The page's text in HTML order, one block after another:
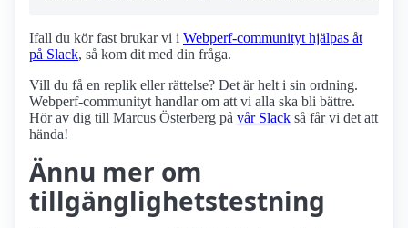
Ifall du kör fast brukar vi i Webperf-communityt hjälpas åt
på Slack, så kom dit med din fråga.
Vill du få en replik eller rättelse? Det är helt i sin ordning.
Webperf-communityt handlar om att vi alla ska bli bättre.
Hör av dig till Marcus Österberg på vår Slack så får vi det att
hända!
Ännu mer om
tillgänglighetstestning